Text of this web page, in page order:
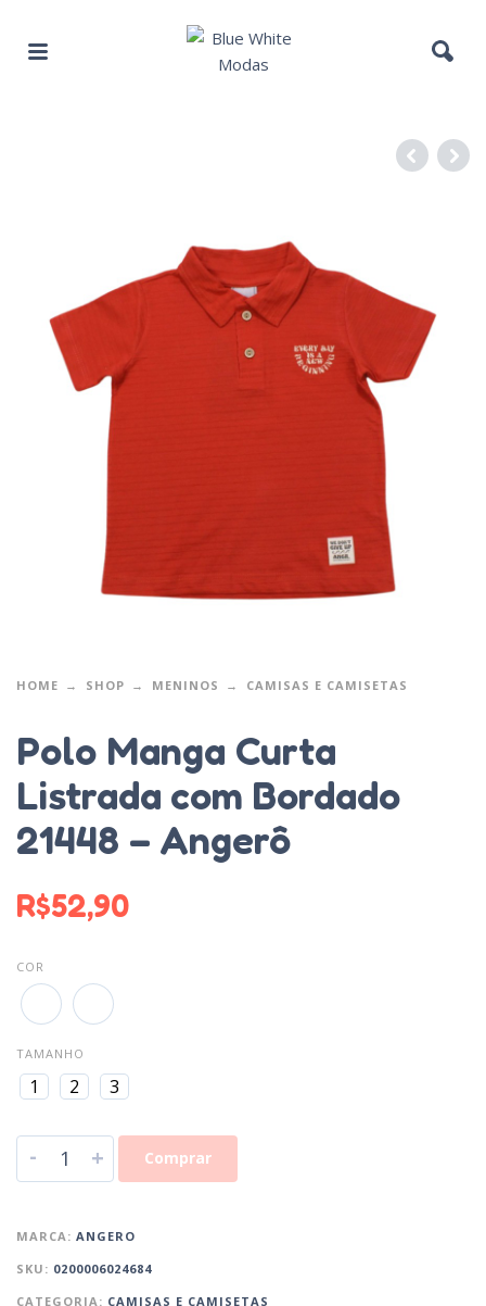
HOME SHOP MENINOS CAMISAS E CAMISETAS
Polo Manga Curta
Listrada com Bordado
21448 – Angerô
R$52,90
COR
TAMANHO
1 2 3
- + Comprar
MARCA: ANGERO
SKU: 0200006024684
CATEGORIA: CAMISAS E CAMISETAS